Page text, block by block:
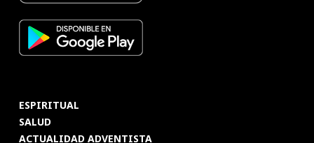
ESPIRITUAL
SALUD
ACTUALIDAD ADVENTISTA